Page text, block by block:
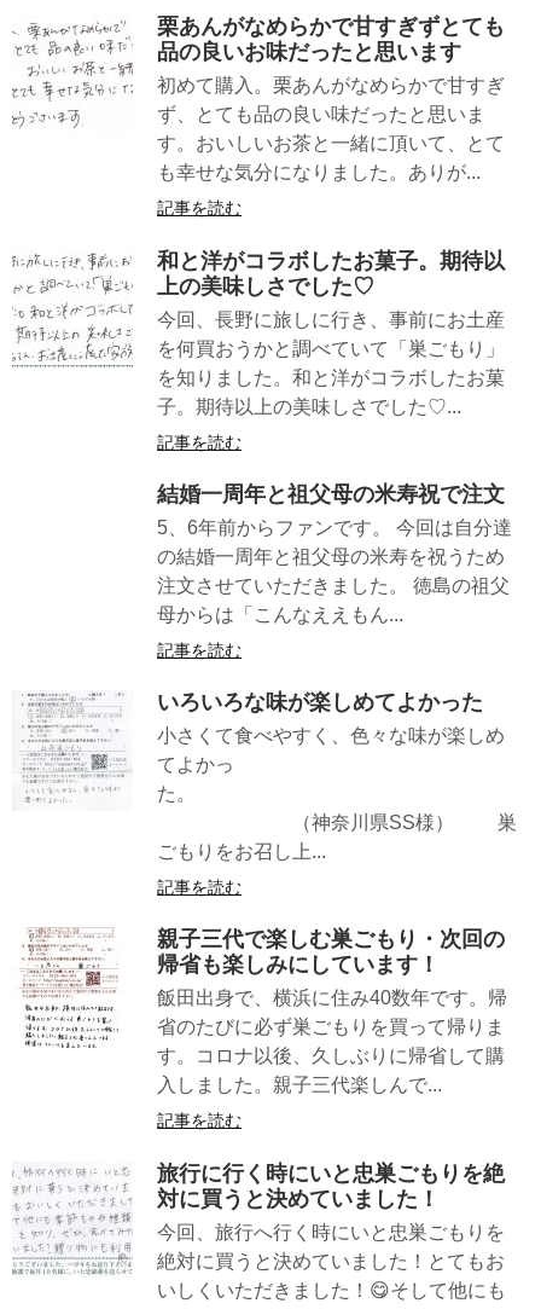
栗あんがなめらかで甘すぎずとても
品の良いお味だったと思います
初めて購入。栗あんがなめらかで甘すぎ
ず、とても品の良い味だったと思いま
す。おいしいお茶と一緒に頂いて、とて
も幸せな気分になりました。ありが...
記事を読む
和と洋がコラボしたお菓子。期待以
上の美味しさでした♡
今回、長野に旅しに行き、事前にお土産
を何買おうかと調べていて「巣ごもり」
を知りました。和と洋がコラボしたお菓
子。期待以上の美味しさでした♡...
記事を読む
結婚一周年と祖父母の米寿祝で注文
5、6年前からファンです。 今回は自分達
の結婚一周年と祖父母の米寿を祝うため
注文させていただきました。 徳島の祖父
母からは「こんなええもん...
記事を読む
いろいろな味が楽しめてよかった
小さくて食べやすく、色々な味が楽しめ
てよかっ
た。
（神奈川県SS様） 巣
ごもりをお召し上...
記事を読む
親子三代で楽しむ巣ごもり・次回の
帰省も楽しみにしています！
飯田出身で、横浜に住み40数年です。帰
省のたびに必ず巣ごもりを買って帰りま
す。コロナ以後、久しぶりに帰省して購
入しました。親子三代楽しんで...
記事を読む
旅行に行く時にいと忠巣ごもりを絶
対に買うと決めていました！
今回、旅行へ行く時にいと忠巣ごもりを
絶対に買うと決めていました！とてもお
いしくいただきました！😋そして他にも